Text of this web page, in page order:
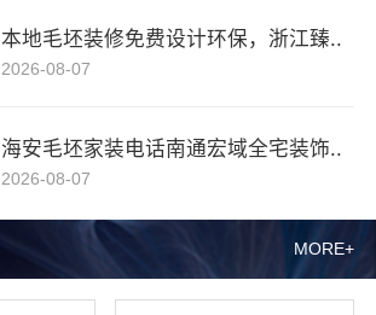
MORE+
本地毛坯装修免费设计环保，浙江臻..
2026-08-07
海安毛坯家装电话南通宏域全宅装饰..
2026-08-07